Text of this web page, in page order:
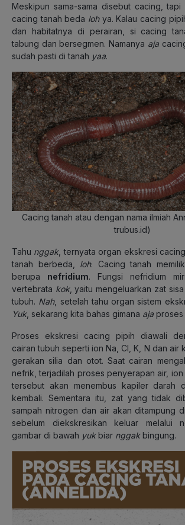
Meskipun sama-sama disebut cacing,
cacing tanah beda lohya. Kalau cacing
dan habitatnya di perairan, si cacing
tabung dan bersegmen. Namanya aja
sudah pasti di tanah yaa.
Cacing tanah atau dengan nama ilmiah
trubus.id)
Tahu nggak, ternyata organ ekskresi
tanah berbeda, loh. Cacing tanah
berupa nefridium. Fungsi nefridium
vertebrata kok, yaitu mengeluarkan zat
tubuh. Nah, setelah tahu organ sistem
Yuk, sekarang kita bahas gimana aja
Proses ekskresi cacing pipih diawali
cairan tubuh seperti ion Na, Cl, K, N dan air
gerakan silia dan otot. Saat cairan
nefrik, terjadilah proses penyerapan air, ion
tersebut akan menembus kapiler darah
kembali. Sementara itu, zat yang tidak
sampah nitrogen dan air akan ditampung
sebelum diekskresikan keluar melalui
gambar di bawah yukbiar nggakbingung.